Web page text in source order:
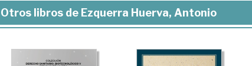
Otros libros de Ezquerra Huerva, Antonio